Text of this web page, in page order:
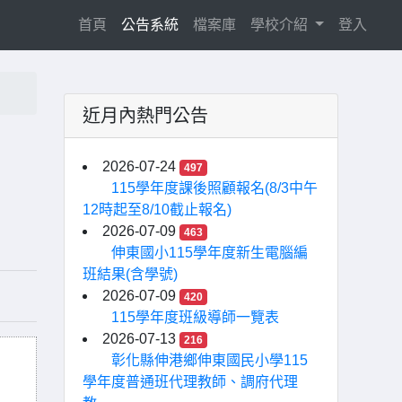
首頁 (current)
公告系統 檔案庫 學校介紹 登入
近月內熱門公告
2026-07-24 497
115學年度課後照顧報名(8/3中午
12時起至8/10截止報名)
2026-07-09
463
伸東國小115學年度新生電腦編
班結果(含學號)
2026-07-09
420
115學年度班級導師一覽表
2026-07-13
216
彰化縣伸港鄉伸東國民小學115
學年度普通班代理教師、調府代理